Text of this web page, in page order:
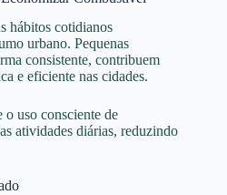
hábitos cotidianos
urbano. Pequenas
consistente, contribuem
e eficiente nas cidades.
o uso consciente de
atividades diárias, reduzindo